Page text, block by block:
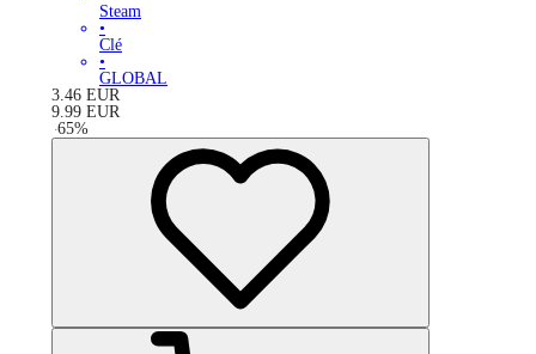
Steam
•
Clé
•
GLOBAL
3.46 EUR
9.99 EUR
-65%